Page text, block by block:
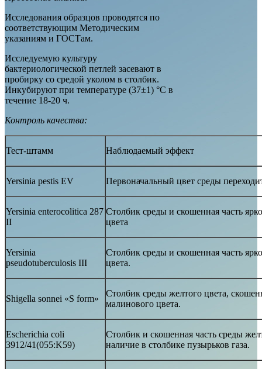
Исследования образцов проводятся по
соответствующим Методическим
указаниям и ГОСТам.
Исследуемую культуру
бактериологической петлей засевают в
пробирку со средой уколом в столбик.
Инкубируют при температуре (37±1) °С в
течение 18-20 ч.
Контроль качества:
Тест-штамм Наблюдаемый эффект
Yersinia pestis EV Первоначальный цвет среды
Yersinia enterocolitica 287
II
Столбик среды и скошенная часть
цвета
Yersinia
pseudotuberculosis III
Столбик среды и скошенная часть
цвета.
Shigella sonnei «S form»
Столбик среды желтого цвета,
малинового цвета.
Escherichia coli
3912/41(055:K59)
Столбик и скошенная часть среды
наличие в столбике пузырьков газа.